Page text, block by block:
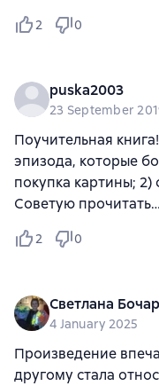
2 0
puska2003
23 September
Поучительная
эпизода, которые
покупка картины; 2)
Советую прочитать…
2 0
Светлана
4 January 2025
Произведение
другому стала